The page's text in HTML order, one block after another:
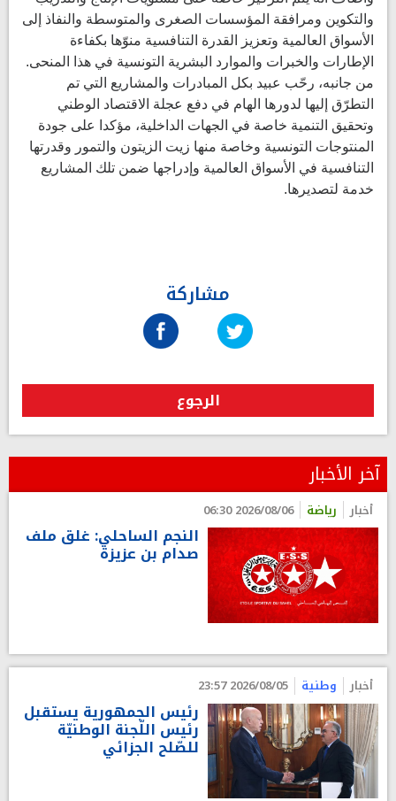
والتكوين ومرافقة المؤسسات الصغرى والمتوسطة والنفاذ إلى
الأسواق العالمية وتعزيز القدرة التنافسية منوّها بكفاءة
الإطارات والخبرات والموارد البشرية التونسية في هذا المنحى.
من جانبه، رحّب عبيد بكل المبادرات والمشاريع التي تم
التطرّق إليها لدورها الهام في دفع عجلة الاقتصاد الوطني
وتحقيق التنمية خاصة في الجهات الداخلية، مؤكدا على جودة
المنتوجات التونسية وخاصة منها زيت الزيتون والتمور وقدرتها
التنافسية في الأسواق العالمية وإدراجها ضمن تلك المشاريع
خدمة لتصديرها.
مشاركة
الرجوع
آخر الأخبار
أخبار رياضة 2026/08/06 06:30
النجم الساحلي: غلق ملف
صدام بن عزيزة
أخبار وطنية 2026/08/05 23:57
رئيس الجمهورية يستقبل
رئيس اللّجنة الوطنيّة
للصّلح الجزائي